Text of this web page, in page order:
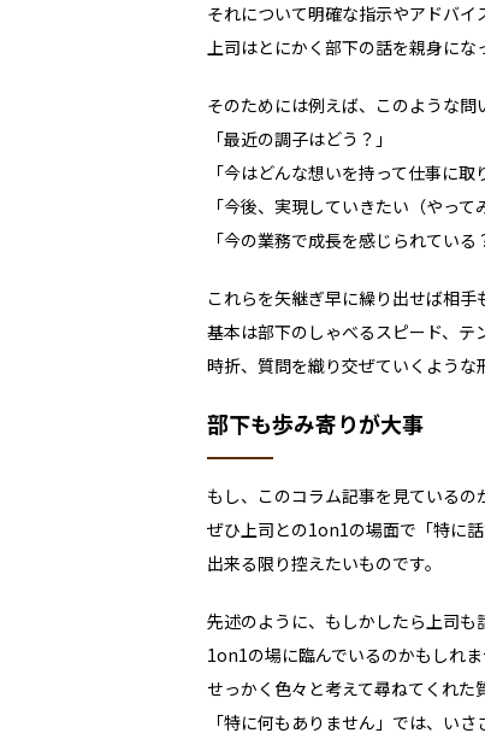
それについて明確な指示やアドバイ
上司はとにかく部下の話を親身にな
そのためには例えば、このような問
「最近の調子はどう？」
「今はどんな想いを持って仕事に取
「今後、実現していきたい（やって
「今の業務で成長を感じられている
これらを矢継ぎ早に繰り出せば相手
基本は部下のしゃべるスピード、テ
時折、質問を織り交ぜていくような
部下も歩み寄りが大事
もし、このコラム記事を見ているの
ぜひ上司との1on1の場面で「特に
出来る限り控えたいものです。
先述のように、もしかしたら上司も
1on1の場に臨んでいるのかもしれま
せっかく色々と考えて尋ねてくれた
「特に何もありません」では、い